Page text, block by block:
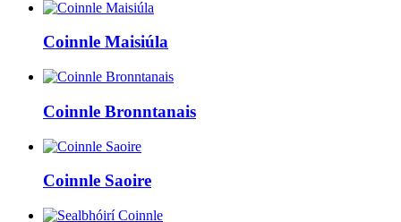
Coinnle Maisiúla
Coinnle Bronntanais
Coinnle Saoire